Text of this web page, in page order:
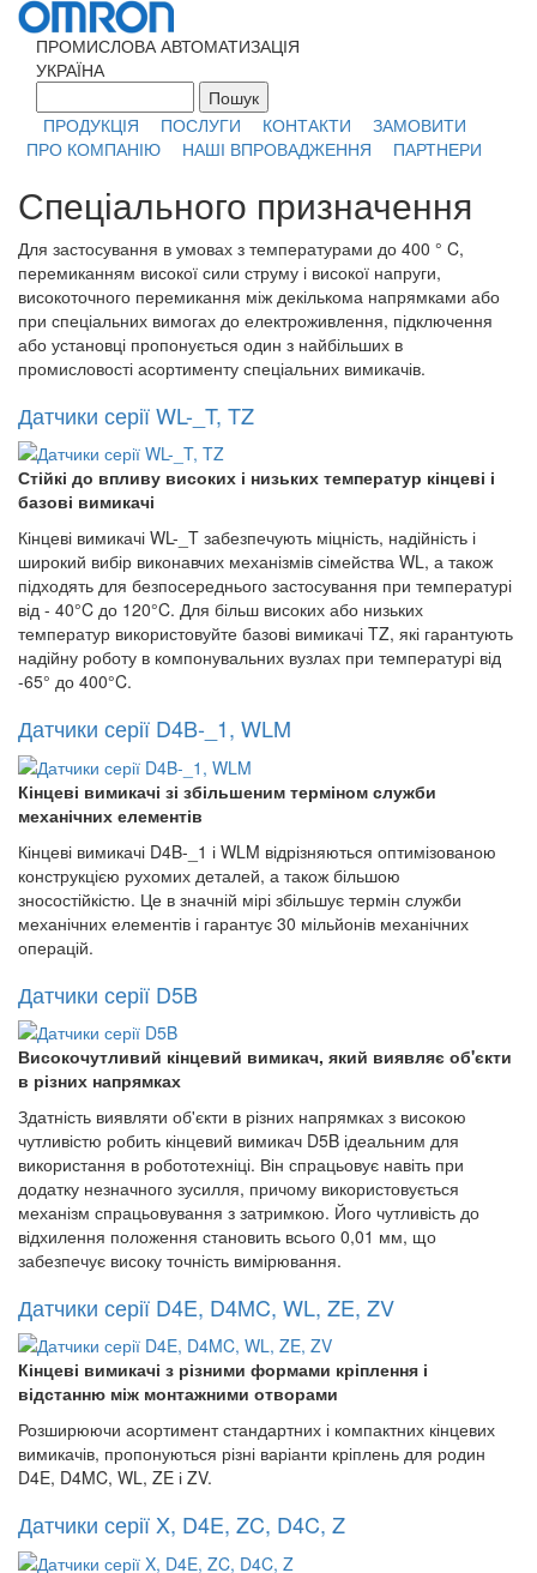
Перейти к основному содержанию
ПРОМИСЛОВА АВТОМАТИЗАЦІЯ
УКРАЇНА
Форма поиска
ПРОДУКЦІЯ
ПОСЛУГИ КОНТАКТИ
ЗАМОВИТИ
ПРО КОМПАНІЮ
НАШІ ВПРОВАДЖЕННЯ ПАРТНЕРИ
Спеціального призначення
Для застосування в умовах з температурами до 400 ° C,
перемиканням високої сили струму і високої напруги,
високоточного перемикання між декількома напрямками або
при спеціальних вимогах до електроживлення, підключення
або установці пропонується один з найбільших в
промисловості асортименту спеціальних вимикачів.
Датчики серії WL-_T, TZ
Стійкі до впливу високих і низьких температур кінцеві і
базові вимикачі
Кінцеві вимикачі WL-_T забезпечують міцність, надійність і
широкий вибір виконавчих механізмів сімейства WL, а також
підходять для безпосереднього застосування при температурі
від - 40°C до 120°C. Для більш високих або низьких
температур використовуйте базові вимикачі TZ, які гарантують
надійну роботу в компонувальних вузлах при температурі від
-65° до 400°C.
Датчики серії D4B-_1, WLM
Кінцеві вимикачі зі збільшеним терміном служби
механічних елементів
Кінцеві вимикачі D4B-_1 і WLM відрізняються оптимізованою
конструкцією рухомих деталей, а також більшою
зносостійкістю. Це в значній мірі збільшує термін служби
механічних елементів і гарантує 30 мільйонів механічних
операцій.
Датчики серії D5B
Високочутливий кінцевий вимикач, який виявляє об'єкти
в різних напрямках
Здатність виявляти об'єкти в різних напрямках з високою
чутливістю робить кінцевий вимикач D5B ідеальним для
використання в робототехніці. Він спрацьовує навіть при
додатку незначного зусилля, причому використовується
механізм спрацьовування з затримкою. Його чутливість до
відхилення положення становить всього 0,01 мм, що
забезпечує високу точність вимірювання.
Датчики серії D4E, D4MC, WL, ZE, ZV
Кінцеві вимикачі з різними формами кріплення і
відстанню між монтажними отворами
Розширюючи асортимент стандартних і компактних кінцевих
вимикачів, пропонуються різні варіанти кріплень для родин
D4E, D4MC, WL, ZE і ZV.
Датчики серії X, D4E, ZC, D4C, Z